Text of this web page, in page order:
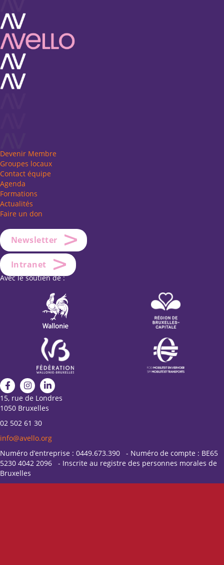
Devenir Membre
Groupes locaux
Contact équipe
Agenda
Formations
Actualités
Faire un don
Newsletter
Intranet
Avec le soutien de :
15, rue de Londres
1050 Bruxelles
02 502 61 30
info@avello.org
Numéro d’entreprise : 0449.673.390 - Numéro de compte : BE65
5230 4042 2096 - Inscrite au registre des personnes morales de
Bruxelles